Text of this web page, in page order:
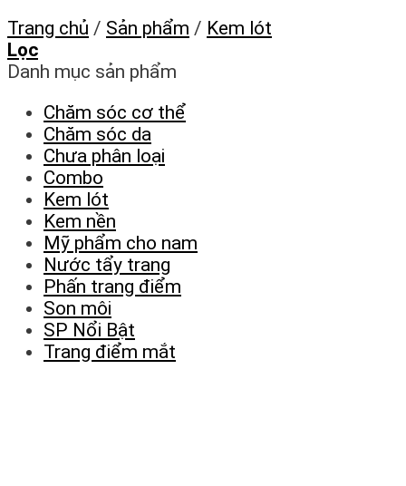
Trang chủ / Sản phẩm / Kem lót
Lọc
Danh mục sản phẩm
Chăm sóc cơ thể
Chăm sóc da
Chưa phân loại
Combo
Kem lót
Kem nền
Mỹ phẩm cho nam
Nước tẩy trang
Phấn trang điểm
Son môi
SP Nổi Bật
Trang điểm mắt